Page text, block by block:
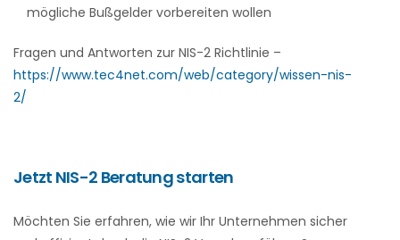
mögliche Bußgelder vorbereiten wollen
Fragen und Antworten zur NIS-2 Richtlinie –
https://www.tec4net.com/web/category/wissen-nis-
2/
Jetzt NIS-2 Beratung starten
Möchten Sie erfahren, wie wir Ihr Unternehmen sicher